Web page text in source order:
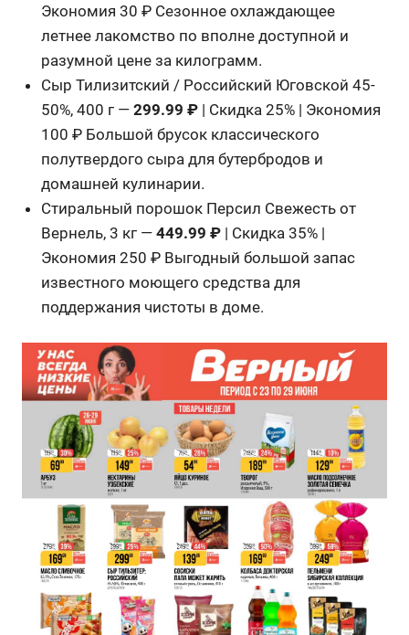
Экономия 30 ₽ Сезонное охлаждающее
летнее лакомство по вполне доступной и
разумной цене за килограмм.
Сыр Тилизитский / Российский Юговской 45-
50%, 400 г —299.99 ₽ | Скидка 25% | Экономия
100 ₽ Большой брусок классического
полутвердого сыра для бутербродов и
домашней кулинарии.
Стиральный порошок Персил Свежесть от
Вернель, 3 кг —449.99 ₽ | Скидка 35% |
Экономия 250 ₽ Выгодный большой запас
известного моющего средства для
поддержания чистоты в доме.